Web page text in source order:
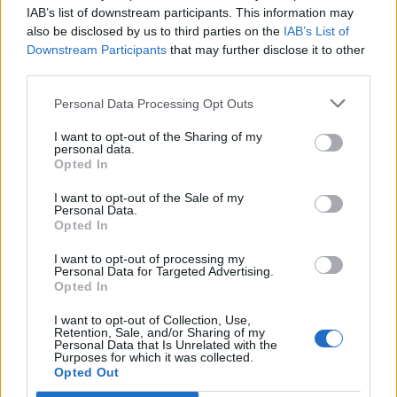
IAB’s list of downstream participants. This information may
also be disclosed by us to third parties on the IAB’s List of
Downstream Participants that may further disclose it to other
Personal Data Processing Opt Outs
I want to opt-out of the Sharing of my
personal data.
Opted In
I want to opt-out of the Sale of my
Personal Data.
Opted In
I want to opt-out of processing my
Personal Data for Targeted Advertising.
Opted In
I want to opt-out of Collection, Use,
Retention, Sale, and/or Sharing of my
Personal Data that Is Unrelated with the
Purposes for which it was collected.
Opted Out